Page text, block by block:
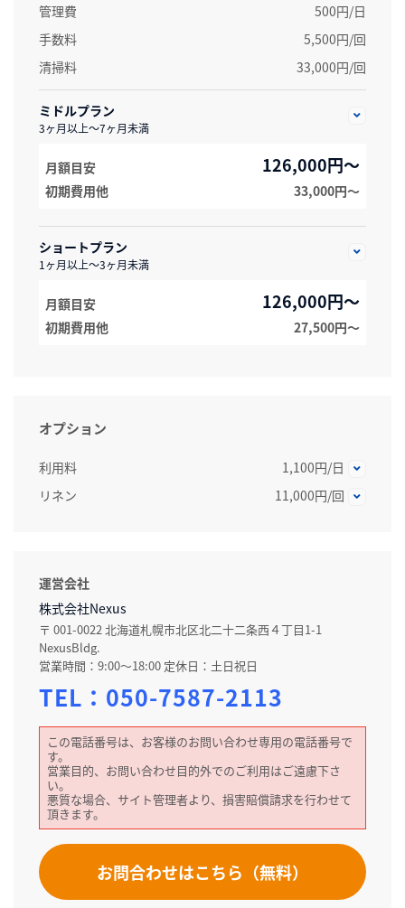
管理費
500円/日
手数料
5,500円/回
清掃料
33,000円/回
ミドルプラン
3ヶ月以上～7ヶ月未満
月額目安 126,000円～
初期費用他 33,000円〜
ショートプラン
1ヶ月以上～3ヶ月未満
月額目安 126,000円～
初期費用他 27,500円〜
オプション
利用料
1,100円/日
リネン
11,000円/回
運営会社
株式会社Nexus
〒 001-0022 北海道札幌市北区北二十二条西４丁目1-1
NexusBldg.
営業時間：9:00～18:00 定休日：土日祝日
TEL： 050-7587-2113
この電話番号は、お客様のお問い合わせ専用の電話番号で
す。
営業目的、お問い合わせ目的外でのご利用はご遠慮下さ
い。
悪質な場合、サイト管理者より、損害賠償請求を行わせて
頂きます。
お問合わせはこちら（無料）